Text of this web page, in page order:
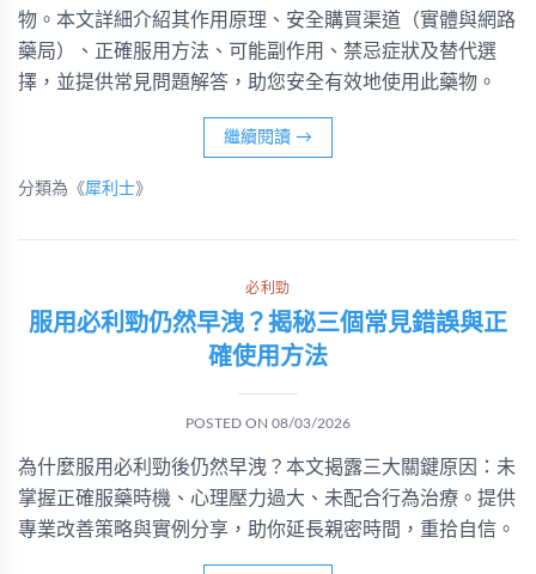
物。本文詳細介紹其作用原理、安全購買渠道（實體與網路
藥局）、正確服用方法、可能副作用、禁忌症狀及替代選
擇，並提供常見問題解答，助您安全有效地使用此藥物。
繼續閱讀 →
分類為《犀利士》
必利勁
服用必利勁仍然早洩？揭秘三個常見錯誤與正
確使用方法
POSTED ON 08/03/2026
為什麼服用必利勁後仍然早洩？本文揭露三大關鍵原因：未
掌握正確服藥時機、心理壓力過大、未配合行為治療。提供
專業改善策略與實例分享，助你延長親密時間，重拾自信。